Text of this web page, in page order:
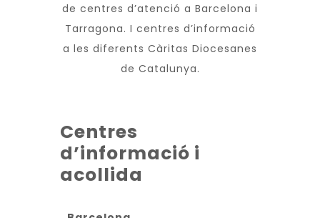
de centres d’atenció a Barcelona i
Tarragona. I centres d’informació
a les diferents Càritas Diocesanes
de Catalunya.
Centres
d’informació i
acollida